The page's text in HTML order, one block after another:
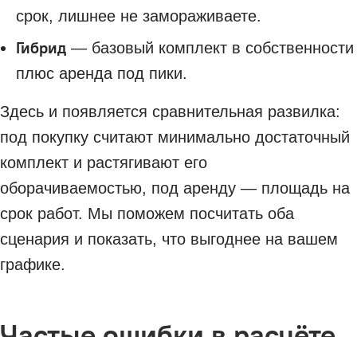
срок, лишнее не замораживаете.
Гибрид — базовый комплект в собственности
плюс аренда под пики.
Здесь и появляется сравнительная развилка:
под покупку считают минимально достаточный
комплект и растягивают его
оборачиваемостью, под аренду — площадь на
срок работ. Мы поможем посчитать оба
сценария и показать, что выгоднее на вашем
графике.